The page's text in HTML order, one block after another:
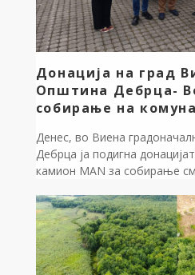
[…]
Донација на град
Општина Дебрца-
собирање на
Денес, во Виена
Дебрца ја подигна
камион MAN за собирање
соработка со Општина
уште еден голем пријател!
општина Дебрца Златко
Благодарност до
Михаел […]